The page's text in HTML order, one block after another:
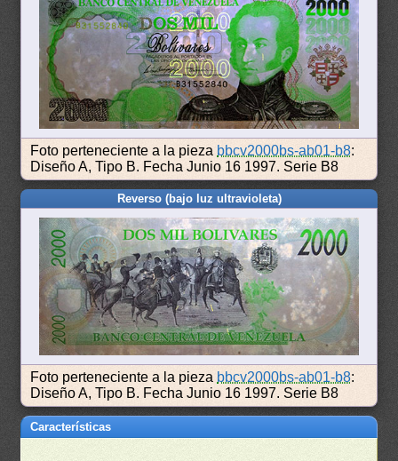
Foto perteneciente a la pieza bbcv2000bs-ab01-b8:
Diseño A, Tipo B. Fecha Junio 16 1997. Serie B8
Reverso (bajo luz ultravioleta)
Foto perteneciente a la pieza bbcv2000bs-ab01-b8:
Diseño A, Tipo B. Fecha Junio 16 1997. Serie B8
Características